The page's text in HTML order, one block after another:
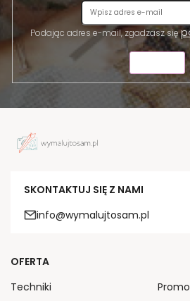
Podając adres e-mail, zgadzasz się
SKONTAKTUJ SIĘ Z NAMI
info@wymalujtosam.pl
OFERTA
Techniki